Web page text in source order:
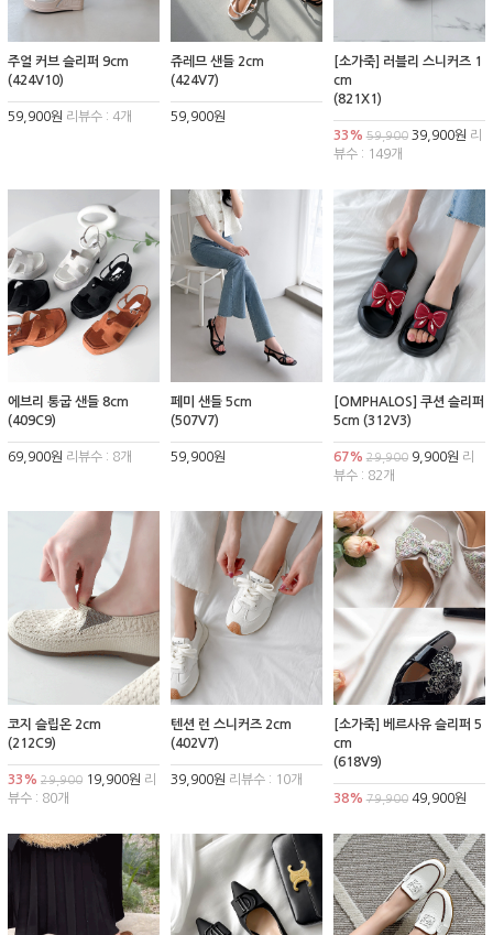
주얼 커브 슬리퍼 9cm
(424V10)
59,900원 리뷰수 : 4개
쥬레므 샌들 2cm
(424V7)
59,900원
[소가죽] 러블리 스니커즈 1
cm
(821X1)
33% 59,90039,900원 리
뷰수 : 149개
에브리 통굽 샌들 8cm
(409C9)
69,900원 리뷰수 : 8개
페미 샌들 5cm
(507V7)
59,900원
[OMPHALOS] 쿠션 슬리퍼
5cm (312V3)
67% 29,9009,900원 리
뷰수 : 82개
코지 슬립온 2cm
(212C9)
33% 29,900 19,900원 리
뷰수 : 80개
텐션 런 스니커즈 2cm
(402V7)
39,900원 리뷰수 : 10개
[소가죽] 베르사유 슬리퍼 5
cm
(618V9)
38% 79,90049,900원